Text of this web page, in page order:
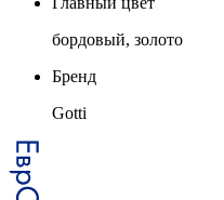
бордовый, золото
Бренд
Gotti